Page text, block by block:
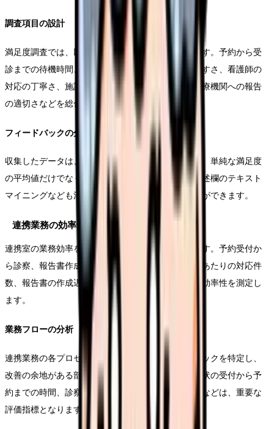
調査項目の設計
満足度調査では、以下の項目を中心に評価を行います。予約から受
診までの待機時間、診察時の医師の説明のわかりやすさ、看護師の
対応の丁寧さ、施設・設備の使いやすさ、紹介元医療機関への報告
の適切さなどを総合的に評価します。
フィードバックの分析手法
収集したデータは、統計的手法を用いて分析します。単純な満足度
の平均値だけでなく、項目間の相関関係や、自由記述欄のテキスト
マイニングなども活用し、より深い洞察を得ることができます。
連携業務の効率性評価
連携室の業務効率を定量的に評価することも重要です。予約受付か
ら診察、報告書作成までの所要時間、スタッフ一人あたりの対応件
数、報告書の作成遅延率などを指標として、業務の効率性を測定し
ます。
業務フローの分析
連携業務の各プロセスにおける所要時間やボトルネックを特定し、
改善の余地がある部分を見つけ出します。特に紹介状の受付から予
約までの時間、診察終了から報告書発送までの時間などは、重要な
評価指標となります。